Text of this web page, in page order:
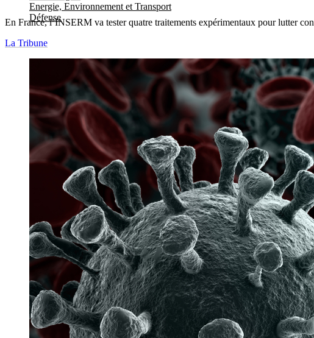
Energie, Environnement et Transport
Défense
En France, l’INSERM va tester quatre traitements expérimentaux pour lutter
La Tribune